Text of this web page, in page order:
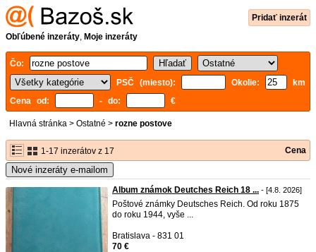
Pridať inzerát
Obľúbené inzeráty, Moje inzeráty
Čo:
PSČ (miesto):
Okolie:
km
Cena od:
- do: €
Hlavná stránka > Ostatné > rozne postove
1-17 inzerátov z 17 Cena
Nové inzeráty e-mailom
Album známok Deutches Reich 18 ... - [4.8. 2026]
Poštové známky Deutsches Reich. Od roku 1875
do roku 1944, vyše ...
Bratislava - 831 01
70 €